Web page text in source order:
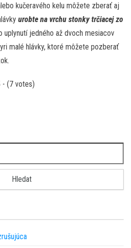
kučeravého kelu môžete zberať aj
urobte na vrchu stonky trčiacej zo
uplynutí jedného až dvoch mesiacov
malé hlávky, ktoré môžete pozberať
- (7 votes)